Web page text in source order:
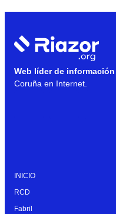
Web líder de información
Coruña en Internet.
INICIO
RCD
Fabril